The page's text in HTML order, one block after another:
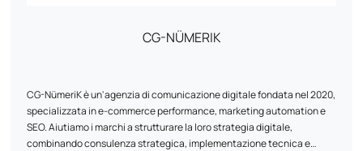
CG-NÜMERIK
CG-NümeriK è un'agenzia di comunicazione digitale fondata nel 2020,
specializzata in e-commerce performance, marketing automation e
SEO. Aiutiamo i marchi a strutturare la loro strategia digitale,
combinando consulenza strategica, implementazione tecnica e